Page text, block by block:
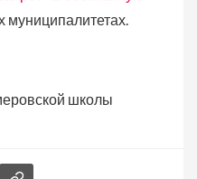
муниципалитетах.
школы